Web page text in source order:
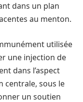
dans un plan
au menton.
utilisée
une injection de
dans l’aspect
centrale, sous le
un soutien